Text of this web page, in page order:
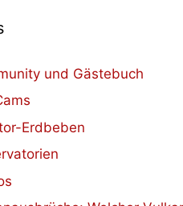
und Gästebuch
Erdbeben